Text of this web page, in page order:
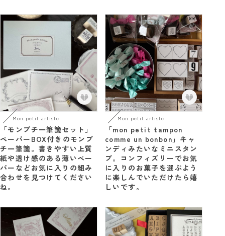
Mon petit artiste
「モンプチ一筆箋セット」
ペーパーBOX付きのモンプ
チ一筆箋。書きやすい上質
紙や透け感のある薄いペー
パーなどお気に入りの組み
合わせを見つけてください
ね。
Mon petit artiste
「mon petit tampon
comme un bonbon」キャ
ンディみたいなミニスタン
プ。コンフィズリーでお気
に入りのお菓子を選ぶよう
に楽しんでいただけたら嬉
しいです。